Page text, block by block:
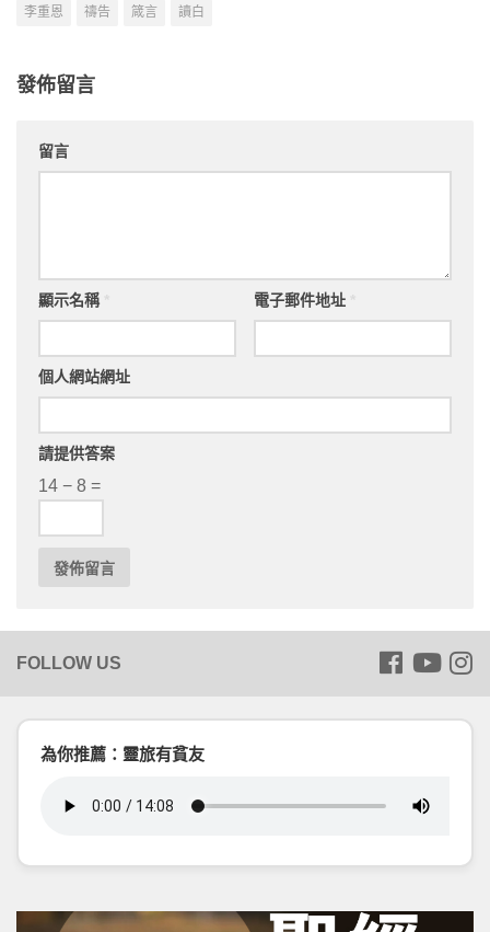
李重恩
禱告 箴言 讀白
發佈留言
留言
顯示名稱 電子郵件地址
個人網站網址
請提供答案
14 − 8 =
為你推薦：靈旅有貧友